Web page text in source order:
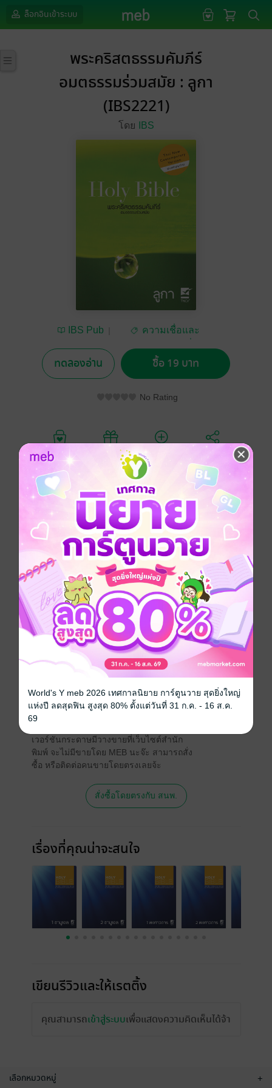
ล็อกอินเข้าระบบ
พระคริสตธรรมคัมภีร์
อมตธรรมร่วมสมัย : ลูกา
(IBS2221)
โดย IBS
IBS Pub
ความเชื่อและ
ทดลองอ่าน ซื้อ 19 บาท
No Rating
อยากได้ ซื้อเป็นของขวัญ
พระธรรมลูกาและพระธรรมกิจการฯเป็นงานเขียนชิ้น
เดียวกันที่แบ่งออกเป็นสองเล่ม เมื่อรวมเข้าด้วยกันแล้ว ทั้ง
สองเล่มบอกเล่าเรื่องราวที่พระเจ้าทรงเริ่มต้นเชื้อเชิญชน
อิสราเอลมาติดตามพระเยซู และหลังจากนั้นก็เชื้อเชิญ
ประชาชาติ
คริสต์ศาสนา
ประเภทไฟล์
วันที่วางขาย 27 กุมภาพันธ์ 2566
ความยาว 47 หน้า
ราคาปก 499 บาท (ประหยัด 96%)
สนใจเวอร์ชันกระดาษ เชิญทางนี้!
เวอร์ชันกระดาษมีวางขายที่เว็บไซต์สำนัก
พิมพ์ จะไม่มีขายโดย MEB นะจ๊ะ สามารถสั่ง
ซื้อ หรือติดต่อคนขายโดยตรงเลยจ้ะ
สั่งซื้อโดยตรงกับ สนพ.
เรื่องที่คุณน่าจะสนใจ
เขียนรีวิวและให้เรตติ้ง
คุณสามารถเข้าสู่ระบบเพื่อแสดงความคิดเห็นได้จ้า
เลือกหมวดหมู่ +
World's Y meb 2026 เทศกาลนิยาย การ์ตูนวาย สุดยิ่งใหญ่
แห่งปี ลดสุดฟิน สูงสุด 80% ตั้งแต่วันที่ 31 ก.ค. - 16 ส.ค.
69